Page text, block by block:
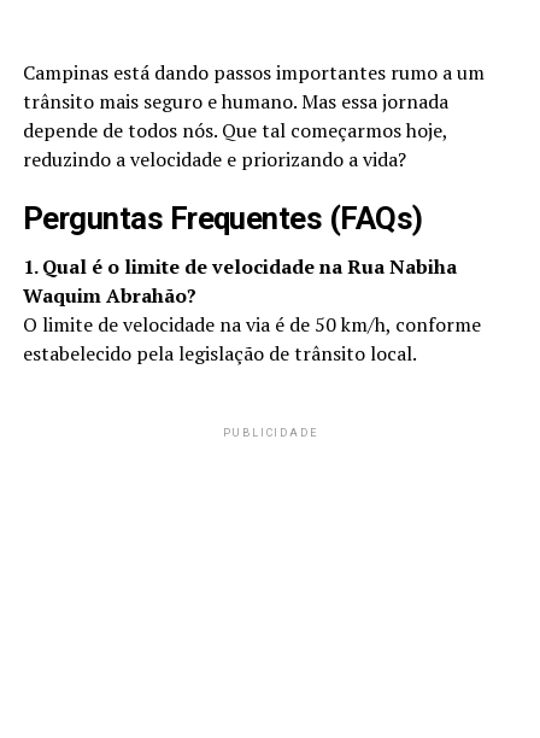
Campinas está dando passos importantes rumo a um
trânsito mais seguro e humano. Mas essa jornada
depende de todos nós. Que tal começarmos hoje,
reduzindo a velocidade e priorizando a vida?
Perguntas Frequentes (FAQs)
1. Qual é o limite de velocidade na Rua Nabiha
Waquim Abrahão?
O limite de velocidade na via é de 50 km/h, conforme
estabelecido pela legislação de trânsito local.
PUBLICIDADE